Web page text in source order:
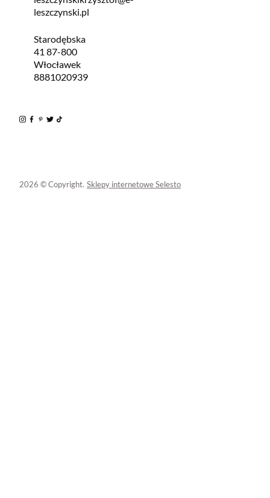
leszczynski.pl
Starodębska
41 87-800
Włocławek
8881020939
2026 © Copyright. Sklepy internetowe Selesto